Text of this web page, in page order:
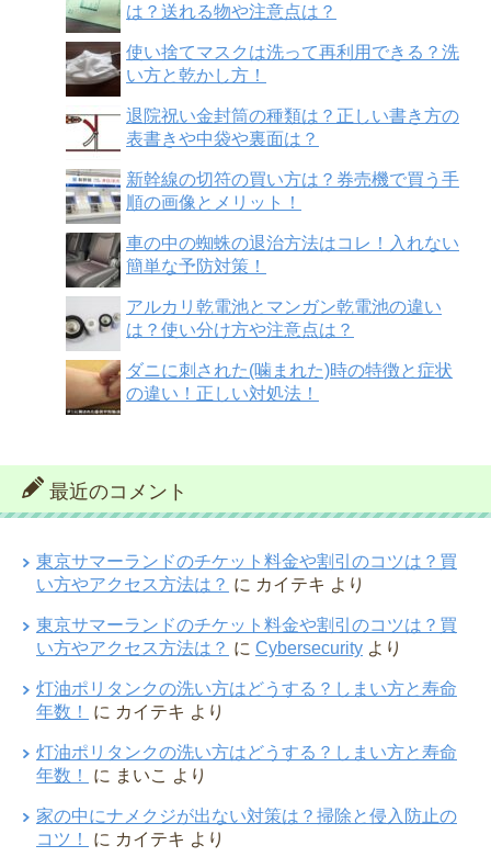
は？送れる物や注意点は？
使い捨てマスクは洗って再利用できる？洗
い方と乾かし方！
退院祝い金封筒の種類は？正しい書き方の
表書きや中袋や裏面は？
新幹線の切符の買い方は？券売機で買う手
順の画像とメリット！
車の中の蜘蛛の退治方法はコレ！入れない
簡単な予防対策！
アルカリ乾電池とマンガン乾電池の違い
は？使い分け方や注意点は？
ダニに刺された(噛まれた)時の特徴と症状
の違い！正しい対処法！
最近のコメント
東京サマーランドのチケット料金や割引のコツは？買
い方やアクセス方法は？ に カイテキ より
東京サマーランドのチケット料金や割引のコツは？買
い方やアクセス方法は？ に Cybersecurity より
灯油ポリタンクの洗い方はどうする？しまい方と寿命
年数！
に カイテキ より
灯油ポリタンクの洗い方はどうする？しまい方と寿命
年数！
に まいこ より
家の中にナメクジが出ない対策は？掃除と侵入防止の
コツ！
に カイテキ より